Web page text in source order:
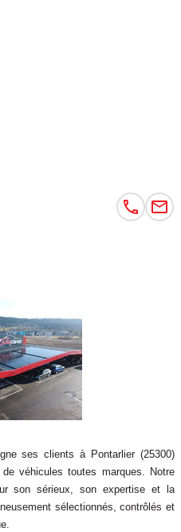
ses clients à Pontarlier (25300)
véhicules toutes marques. Notre
son sérieux, son expertise et la
sélectionnés, contrôlés et